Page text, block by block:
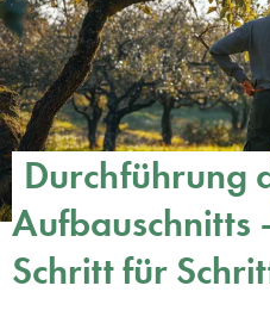
Durchführung
Aufbauschnitts
Schritt für